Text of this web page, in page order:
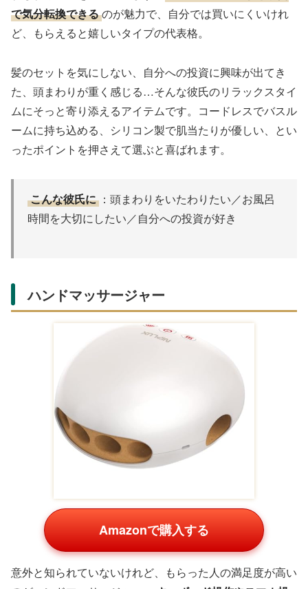
で気分転換できるのが魅力で、自分では買いにくいけれ
ど、もらえると嬉しいタイプの代表格。
髪のセットを気にしない、自分への投資に興味が出てき
た、頭まわりが重く感じる…そんな彼氏のリラックスタイ
ムにそっと寄り添えるアイテムです。コードレスでバスル
ームに持ち込める、シリコン製で肌当たりが優しい、とい
ったポイントを押さえて選ぶと喜ばれます。
こんな彼氏に ：頭まわりをいたわりたい／お風呂
時間を大切にしたい／自分への投資が好き
ハンドマッサージャー
Amazonで購入する
意外と知られていないけれど、もらった人の満足度が高い